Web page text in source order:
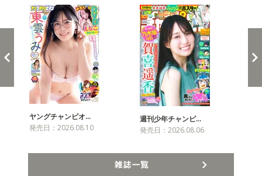
ヤングチャンピオ…
発売日：2026.08.10
週刊少年チャンピ…
発売日：2026.08.06